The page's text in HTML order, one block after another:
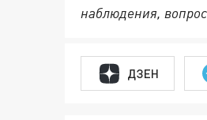
наблюдения,
ДЗЕН